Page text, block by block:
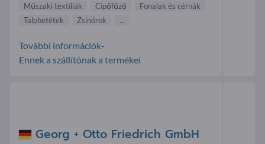
Műszaki textíliák Cipőfűző
Fonalak és cérnák
Talpbetétek
Zsinórok ...
További információk-
Ennek a szállítónak a termékei
Georg + Otto Friedrich GmbH